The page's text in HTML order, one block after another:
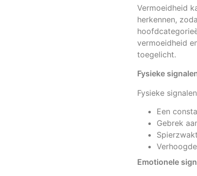
Vermoeidheid
herkennen,
vermoeidheid
toegelicht.
Fysieke
Fysieke
Een
Gebrek
Emotionele